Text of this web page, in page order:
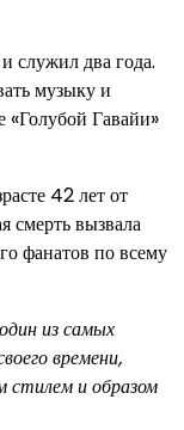
служил два года.
музыку и
«Голубой Гавайи»
42 лет от
смерть вызвала
фанатов по всему
из самых
времени,
стилем и образом